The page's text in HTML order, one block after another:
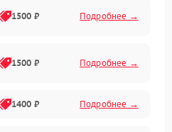
1500 ₽ Подробнее →
1500 ₽ Подробнее →
1400 ₽ Подробнее →